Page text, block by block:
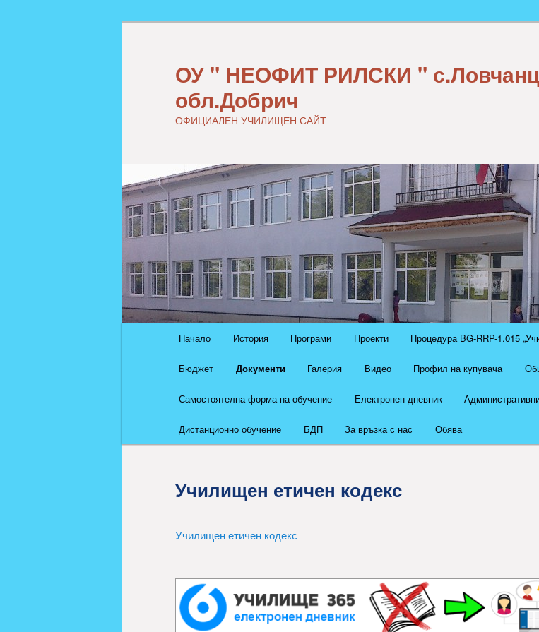
ОУ " НЕОФИТ РИЛСКИ "
обл.Добрич
ОФИЦИАЛЕН УЧИЛИЩЕН САЙТ
Към
основното
Начало История Програми Проекти Процедура BG-RRP-1.015
Бюджет Документи Галерия Видео Профил на купувача
Самостоятелна форма на обучение Електронен дневник
Дистанционно обучение БДП За връзка с нас Обява
Училищен етичен кодекс
Училищен етичен кодекс